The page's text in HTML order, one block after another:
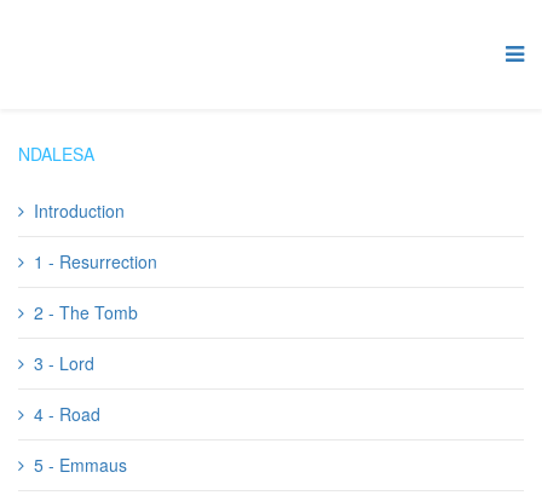
NDALESA
Introduction
1 - Resurrection
2 - The Tomb
3 - Lord
4 - Road
5 - Emmaus